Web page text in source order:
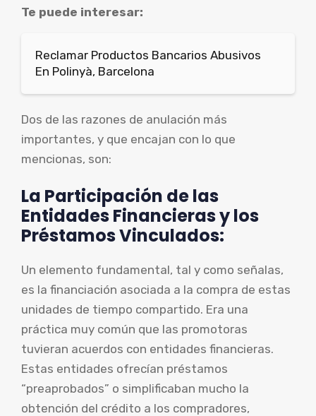
Te puede interesar:
Reclamar Productos Bancarios Abusivos
En Polinyà, Barcelona
Dos de las razones de anulación más
importantes, y que encajan con lo que
mencionas, son:
La Participación de las
Entidades Financieras y los
Préstamos Vinculados:
Un elemento fundamental, tal y como señalas,
es la financiación asociada a la compra de estas
unidades de tiempo compartido. Era una
práctica muy común que las promotoras
tuvieran acuerdos con entidades financieras.
Estas entidades ofrecían préstamos
“preaprobados” o simplificaban mucho la
obtención del crédito a los compradores,